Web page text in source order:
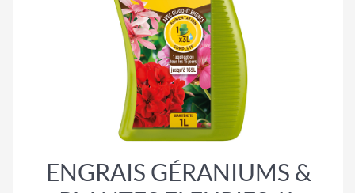
ENGRAIS GÉRANIUMS &